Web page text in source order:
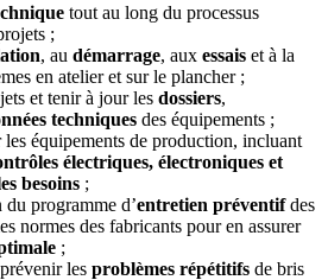
tout au long du processus
;
, au démarrage, aux essais et à la
en atelier et sur le plancher ;
et tenir à jour les dossiers,
techniques des équipements ;
les équipements de production, incluant
électriques, électroniques et
besoins ;
programme d’entretien préventifdes
normes des fabricants pour en assurer
;
les problèmes répétitifs de bris